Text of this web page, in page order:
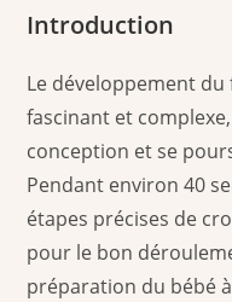
Introduction
Le développement
fascinant et
conception et se
Pendant environ 40
étapes précises de
pour le bon
préparation du bébé